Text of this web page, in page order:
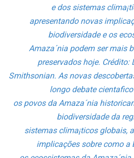
e dos sistemas
apresentando novas
biodiversidade e os
Amaza´nia podem ser mais
preservados hoje. Crédito:
Smithsonian. As novas
longo debate
os povos da Amaza´nia
biodiversidade da
sistemas clima¡ticos globais,
implicações sobre como a